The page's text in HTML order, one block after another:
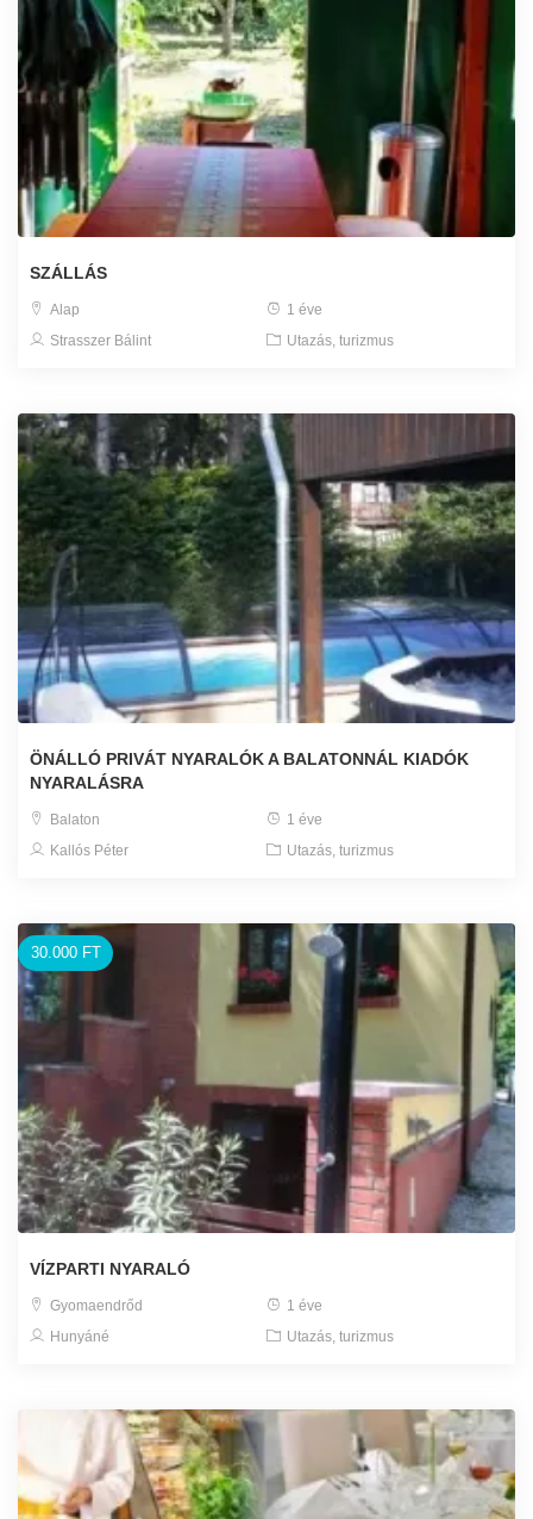
SZÁLLÁS
Alap
1 éve
Strasszer Bálint
Utazás, turizmus
ÖNÁLLÓ PRIVÁT NYARALÓK A BALATONNÁL KIADÓK
NYARALÁSRA
Balaton
1 éve
Kallós Péter
Utazás, turizmus
30.000 FT
VÍZPARTI NYARALÓ
Gyomaendrőd
1 éve
Hunyáné
Utazás, turizmus